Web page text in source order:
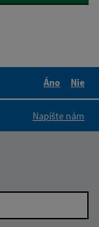
Áno
Nie
Napíšte nám